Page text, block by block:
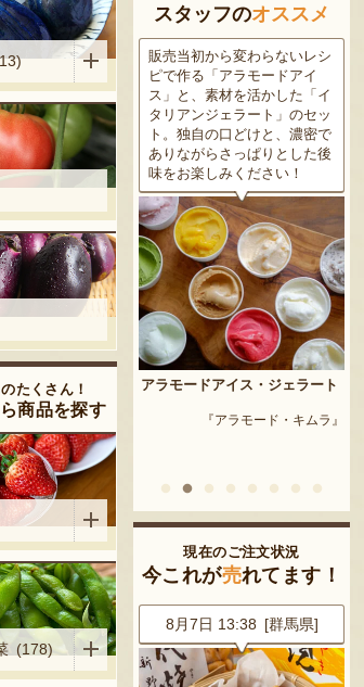
たくさん！
商品を探す
(178)
スタッフのオススメ
変わらないレシ
ラモードアイ
を活かした「イ
ラート」のセッ
口どけと、濃密で
さっぱりとした後
ください！
イス・ジェラート
ラモード・キムラ』
この道50年の大ベテラン農家
が育てた美味しい新潟枝豆・
茶豆！手塩にかけて育てた枝
豆の甘味と深い香り、コクの
ある旨味を是非一度お試し下
さい。お中元にもオススメ！
予約注文：新潟産 枝豆・茶豆
現在のご注文状況
今これが売れてます！
[群馬県] 8月7日 13:15 [神奈川県]